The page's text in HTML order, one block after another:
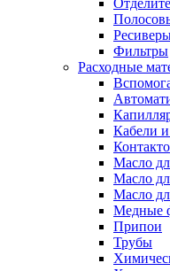
Фильтры
Расходные
Кабели
Масло
Масло
Масло
Медные
Припои
Трубы